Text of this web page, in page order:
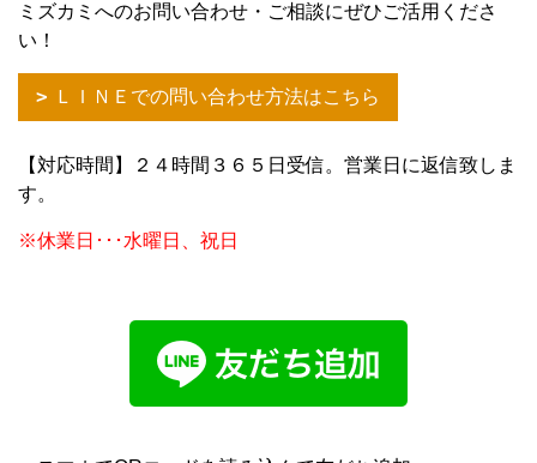
ミズカミへのお問い合わせ・ご相談にぜひご活用くださ
い！
ＬＩＮＥでの問い合わせ方法はこちら
【対応時間】２４時間３６５日受信。営業日に返信致しま
す。
※休業日･･･水曜日、祝日